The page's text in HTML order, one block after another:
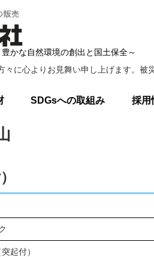
豊かな自然環境の創出と国土保全～
に心よりお見舞い申し上げます。被
SDGsへの取組み 採用
起付）